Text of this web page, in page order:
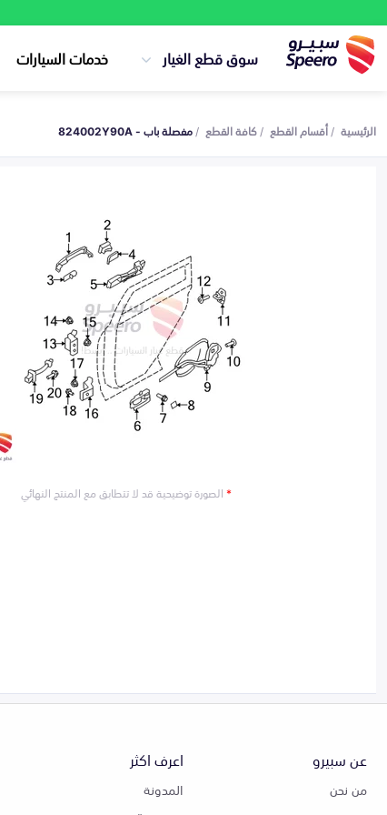
سوق قطع الغيار خدمات السيارات
الرئيسية أقسام القطع كافة القطع مفصلة باب - 824002Y90A
*الصورة توضيحية قد لا تتطابق مع المنتج النهائي
عن سبيرو
من نحن
اعرف اكثر
المدونة